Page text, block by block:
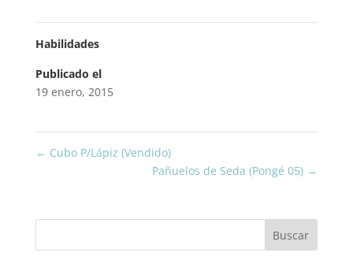
Habilidades
Publicado el
19 enero, 2015
← Cubo P/Lápiz (Vendido)
Pañuelos de Seda (Pongé 05) →